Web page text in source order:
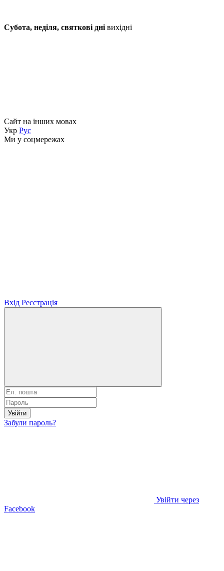
Субота, неділя, святкові дні вихідні
Сайт на інших мовах
Укр Рус
Ми у соцмережах
Вхід Реєстрація
Увійти
Забули пароль?
Увійти через
Facebook